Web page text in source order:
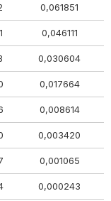
0,061851
0,046111
0,030604
0,017664
0,008614
0,003420
0,001065
0,000243